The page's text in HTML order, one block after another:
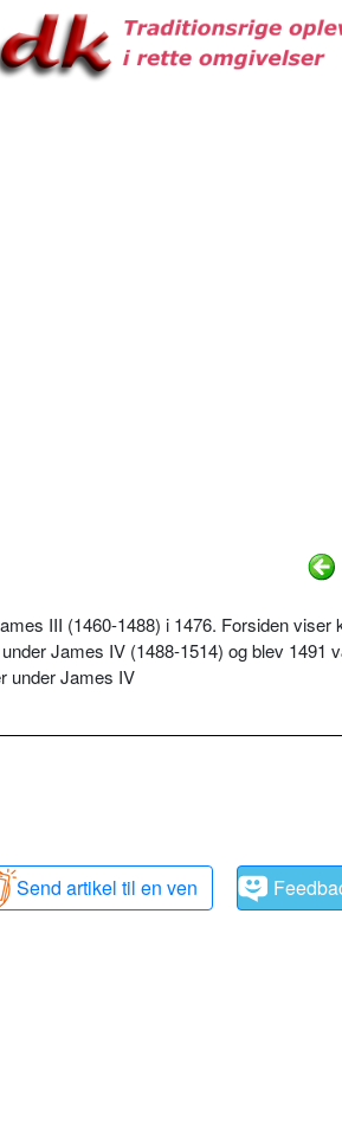
III (1460-1488) i 1476. Forsiden viser
James IV (1488-1514) og blev 1491
under James IV
Send artikel til en ven